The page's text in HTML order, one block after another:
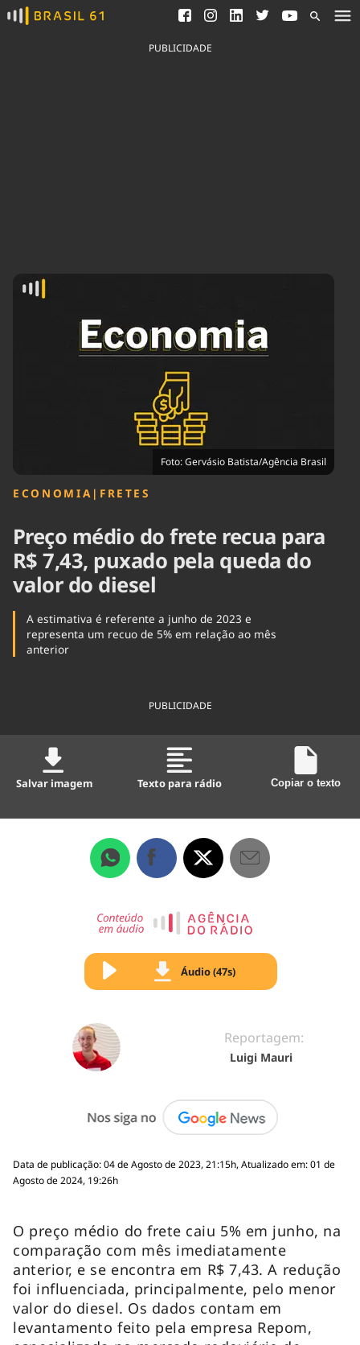
Ver todas as notícias
Saneamento
Indicadores
Agronegócios
Economia
Educação
Infraestrutura
Internacional
Podcast
Política
Saúde
PUBLICIDADE
Foto: Gervásio Batista/Agência Brasil
ECONOMIA | FRETES
Preço médio do frete recua para
R$ 7,43, puxado pela queda do
valor do diesel
A estimativa é referente a junho de 2023 e
representa um recuo de 5% em relação ao mês
anterior
PUBLICIDADE
Salvar imagem Texto para rádio Copiar o texto
Áudio (47s)
Reportagem:
Luigi Mauri
Data de publicação: 04 de Agosto de 2023, 21:15h, Atualizado em: 01 de
Agosto de 2024, 19:26h
O preço médio do frete caiu 5% em junho, na
comparação com mês imediatamente
anterior, e se encontra em R$ 7,43. A redução
foi influenciada, principalmente, pelo menor
valor do diesel. Os dados contam em
levantamento feito pela empresa Repom,